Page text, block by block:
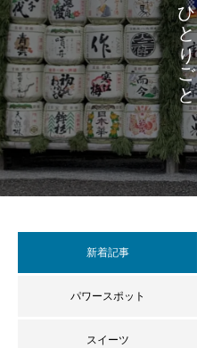
と
り
ご
と
新着記事
パワースポット
スイーツ